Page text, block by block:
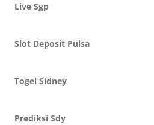
Live Sgp
Slot Deposit Pulsa
Togel Sidney
Prediksi Sdy